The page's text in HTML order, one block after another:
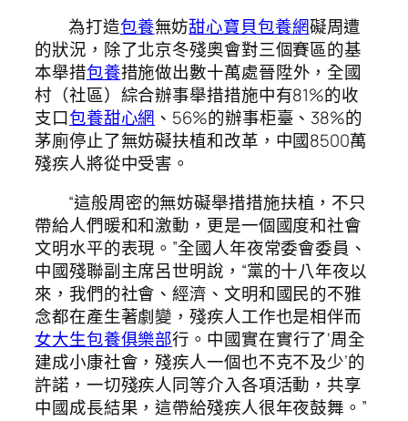
為打造包養無妨甜心寶貝包養網礙周遭
的狀況，除了北京冬殘奧會對三個賽區的基
本舉措包養措施做出數十萬處晉陞外，全國
村（社區）綜合辦事舉措措施中有81%的收
支口包養甜心網 、56%的辦事柜臺、38%的
茅廁停止了無妨礙扶植和改革，中國8500萬
殘疾人將從中受害。
“這般周密的無妨礙舉措措施扶植，不只
帶給人們暖和和激動，更是一個國度和社會
文明水平的表現。”全國人年夜常委會委員、
中國殘聯副主席呂世明說，“黨的十八年夜以
來，我們的社會、經濟、文明和國民的不雅
念都在產生著劇變，殘疾人工作也是相伴而
女大生包養俱樂部行。中國實在實行了‘周全
建成小康社會，殘疾人一個也不克不及少’的
許諾，一切殘疾人同等介入各項活動，共享
中國成長結果，這帶給殘疾人很年夜鼓舞。”